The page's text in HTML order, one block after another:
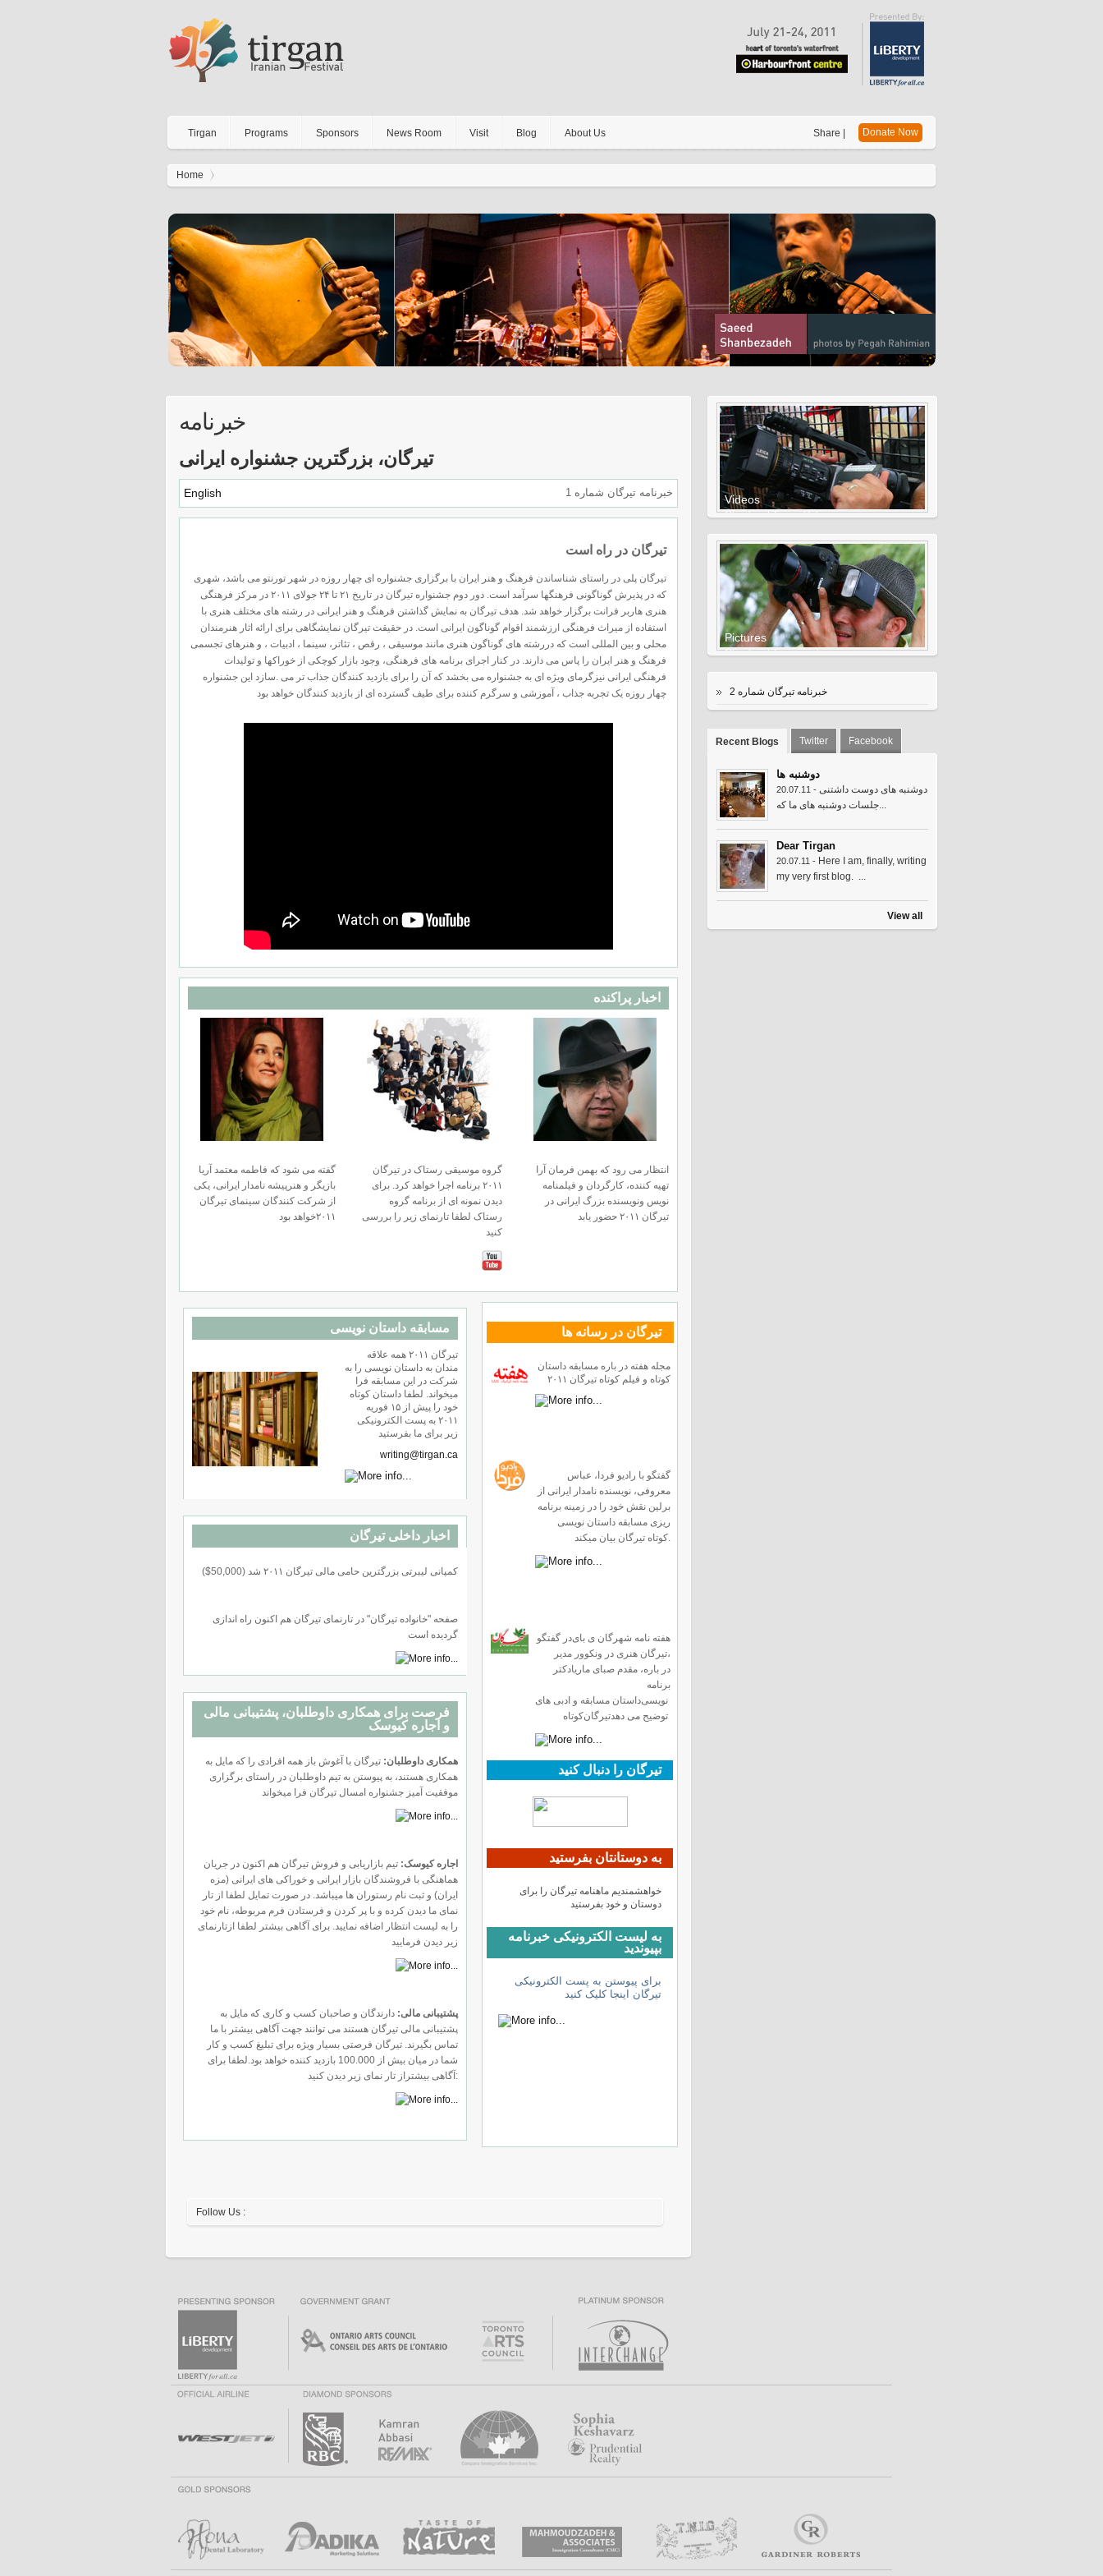
Donate Now
Share |
Tirgan Programs Sponsors News Room Visit Blog About Us
Home
خبرنامه
تیرگان، بزرگترین جشنواره ایرانی
English خبرنامه تيرگان شماره 1
تیرگان در راه است
تیرگان پلی در راستای شناساندن فرهنگ و هنر ایران با برگزاری جشنواره ای چهار روزه در شهر تورنتو می باشد، شهری
که در پذیرش گوناگونی فرهنگها سرآمد است. دور دوم جشنواره تیرگان در تاریخ ۲۱ تا ۲۴ جولای ۲۰۱۱ در مرکز فرهنگی
هنری هاربر فرانت برگزار خواهد شد. هدف تیرگان به نمایش گذاشتن فرهنگ و هنر ایرانی در رشته های مختلف هنری با
استفاده از میراث فرهنگی ارزشمند اقوام گوناگون ایرانی است. در حقیقت تیرگان نمایشگاهی برای ارائه اثار هنرمندان
محلی و بین المللی است که دررشته های گوناگون هنری مانند موسیقی ، رقص ، تئاتر، سینما ، ادبیات ، و هنرهای تجسمی
فرهنگ و هنر ایران را پاس می دارند. در کنار اجرای برنامه های فرهنگی، وجود بازار کوچکی از خوراکها و تولیدات
فرهنگی ایرانی نیزگرمای ویژه ای به جشنواره می بخشد که آن را برای بازدید کنندگان جذاب تر می .سازد این جشنواره
چهار روزه یک تجربه جذاب ، آموزشی و سرگرم کننده برای طیف گسترده ای از بازدید کنندگان خواهد بود
اخبار پراکنده
گفته می شود که فاطمه معتمد آریا
بازیگر و هنرپیشه نامدار ایرانی، یکی
از شرکت کنندگان سینمای تيرگان
۲۰۱۱خواهد بود
گروه موسیقی رستاک در تيرگان
۲۰۱۱ برنامه اجرا خواهد کرد. برای
دیدن نمونه ای از برنامه گروه
رستاک لطفا تارنمای زیر را بررسی
کنید
انتظار می رود که بهمن فرمان آرا
تهیه کننده، کارگردان و فیلمنامه
نویس ونویسنده بزرگ ایرانی در
تيرگان ۲۰۱۱ حضور یابد
مسابقه داستان نويسى
تيرگان ۲۰۱۱ همه علاقه
مندان به داستان نويسى را به
شركت در اين مسابقه فرا
ميخواند. لطفا داستان کوتاه
خود را پیش از ۱۵ فوریه
۲۰۱۱ به پست الکترونیکی
زیر برای ما بفرستید
writing@tirgan.ca
اخبار داخلی تیرگان
($50,000) کمپانی لیبرتی بزرگترین حامی مالی تيرگان ۲۰۱۱ شد
صفحه "خانواده تیرگان" در تارنمای تیرگان هم اکنون راه اندازی
گردیده است
فرصت برای همکاری داوطلبان، پشتیبانی مالی
و اجاره کیوسک
همکاری داوطلبان: تيرگان با آغوش باز همه افرادی را که مایل به
همکاری هستند، به پیوستن به تیم داوطلبان در راستای برگزاری
موفقیت آمیز جشنواره امسال تيرگان فرا میخواند
اجاره کیوسک: تیم بازاریابی و فروش تيرگان هم اکنون در جریان
هماهنگی با فروشندگان بازار ایرانی و خوراکی های ایرانی (مزه
ایران) و ثبت نام رستوران ها میباشد. در صورت تمایل لطفا از تار
نمای ما دیدن کرده و با پر کردن و فرستادن فرم مربوطه، نام خود
را به لیست انتظار اضافه نمایید. برای آگاهی بیشتر لطفا ازتارنمای
زیر دیدن فرمایید
پشتیبانی مالی: دارندگان و صاحبان کسب و کاری که مایل به
پشتیبانی مالی تیرگان هستند می توانند جهت آگاهی بیشتر با ما
تماس بگیرند. تیرگان فرصتی بسیار ویژه برای تبلیغ کسب و کار
شما در میان بیش از 100.000 بازدید کننده خواهد بود.لطفا برای
آگاهی بیشتراز تار نمای زیر دیدن کنید:
تیرگان در رسانه ها
مجله هفته در باره مسابقه داستان
کوتاه و فیلم کوتاه تيرگان ۲۰۱۱
گفتگو با رادیو فردا، عباس
معروفی، نویسنده نامدار ایرانی از
برلین نقش خود را در زمینه برنامه
ریزی مسابقه داستان نویسی
کوتاه تيرگان بیان میکند.
در گفتگویی با هفته نامه شهرگان
در ونکوور مدیر هنری تيرگان،
دکترماریا صبای مقدم ،در باره
برنامه
های ادبی و مسابقه داستاننویسی
کوتاهتيرگانتوضیح می دهد
تیرگان را دنبال کنید
به دوستانتان بفرستید
خواهشمندیم ماهنامه تیرگان را برای
دوستان و خود بفرستید
به لیست الکترونیکی خبرنامه
بپیوندید
برای پیوستن به پست الکترونیکی
تيرگان اینجا کلیک کنید
Follow Us :
Videos
Check out Tirgan Videos
Pictures
Check out Tirgan pictures
خبرنامه تيرگان شماره 2
Recent Blogs Twitter Facebook
دوشنبه ها
20.07.11 - دوشنبه های دوست داشتنی
جلسات دوشنبه های ما که...
Dear Tirgan
20.07.11 - Here I am, finally, writing
my very first blog. ...
View all